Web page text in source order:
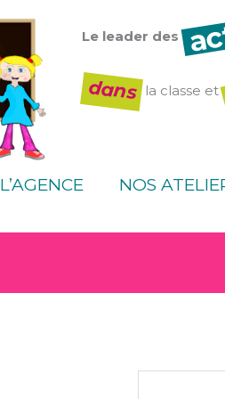
Le leader des
dans la classe et
L’AGENCE NOS